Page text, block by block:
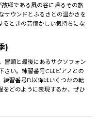
郷である風の谷に帰るその旅
サウンドとふるさとの温かさを
るときの昔懐かしい気持ちにな
)
冒頭と最後にあるサクソフォン
さい。練習番号Cはピアノとの
練習番号D以降はいくつかの転
をどのように表現するか、ぜひ